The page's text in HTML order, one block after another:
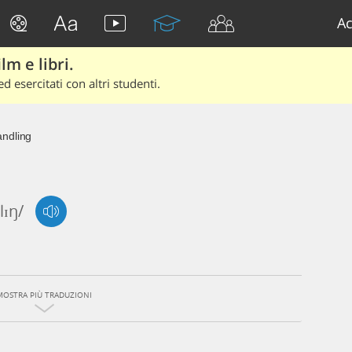
e libri.
esercitati con altri studenti.
PIÙ TRADUZIONI